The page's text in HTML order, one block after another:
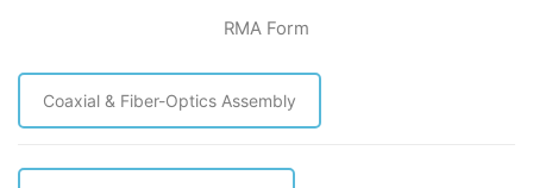
RMA Form
Coaxial & Fiber-Optics Assembly